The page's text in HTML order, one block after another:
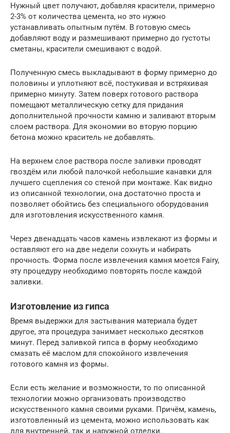
Нужный цвет получают, добавляя красители, примерно
2-3% от количества цемента, но это нужно
устанавливать опытным путём. В готовую смесь
добавляют воду и размешивают примерно до густоты
сметаны, красители смешивают с водой.
Полученную смесь выкладывают в форму примерно до
половины и уплотняют всё, постукивая и встряхивая
примерно минуту. Затем поверх готового раствора
помещают металлическую сетку для придания
дополнительной прочности камню и заливают вторым
слоем раствора. Для экономии во вторую порцию
бетона можно краситель не добавлять.
На верхнем слое раствора после заливки проводят
гвоздём или любой палочкой небольшие канавки для
лучшего сцепления со стеной при монтаже. Как видно
из описанной технологии, она достаточно проста и
позволяет обойтись без специального оборудования
для изготовления искусственного камня.
Через двенадцать часов камень извлекают из формы и
оставляют его на две недели сохнуть и набирать
прочность. Форма после извлечения камня моется Fairy,
эту процедуру необходимо повторять после каждой
заливки.
Изготовление из гипса
Время выдержки для застывания материала будет
другое, эта процедура занимает несколько десятков
минут. Перед заливкой гипса в форму необходимо
смазать её маслом для спокойного извлечения
готового камня из формы.
Если есть желание и возможности, то по описанной
технологии можно организовать производство
искусственного камня своими руками. Причём, камень,
изготовленный из цемента, можно использовать как
для внутренней, так и наружной отделки.